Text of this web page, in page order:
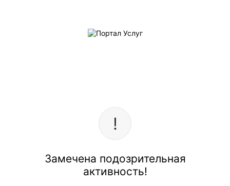
Замечена подозрительная
активность!